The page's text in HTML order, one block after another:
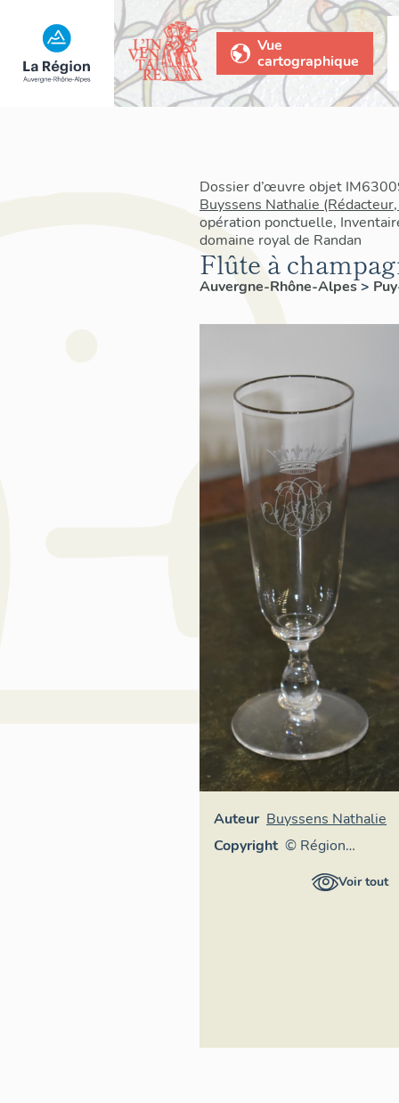
Vue
cartographique
Dossier d’œuvre objet
Buyssens Nathalie
opération ponctuelle,
domaine royal de Randan
Flûte à
Auvergne-Rhône-Alpes>
Auteur Buyssens Nathalie
Copyright © Région
Auvergne-Voir tout